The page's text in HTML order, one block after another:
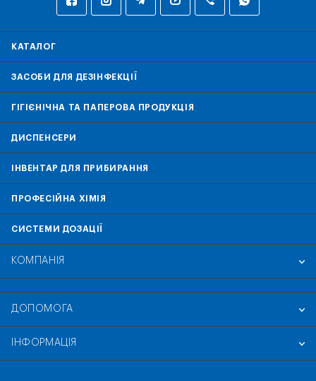
КАТАЛОГ
ЗАСОБИ ДЛЯ ДЕЗІНФЕКЦІЇ
ГІГІЄНІЧНА ТА ПАПЕРОВА ПРОДУКЦІЯ
ДИСПЕНСЕРИ
ІНВЕНТАР ДЛЯ ПРИБИРАННЯ
ПРОФЕСІЙНА ХІМІЯ
СИСТЕМИ ДОЗАЦІЇ
КОМПАНІЯ
ДОПОМОГА
ІНФОРМАЦІЯ